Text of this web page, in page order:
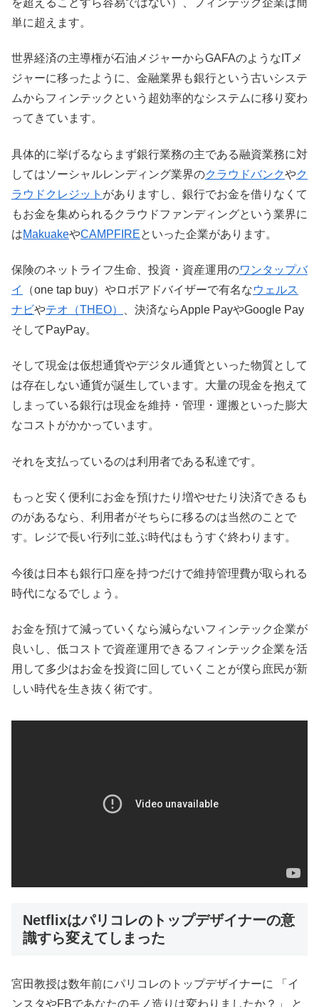
単に超えます。
世界経済の主導権が石油メジャーからGAFAのようなITメ
ジャーに移ったように、金融業界も銀行という古いシステ
ムからフィンテックという超効率的なシステムに移り変わ
ってきています。
具体的に挙げるならまず銀行業務の主である融資業務に対
してはソーシャルレンディング業界のクラウドバンクやク
ラウドクレジット がありますし、銀行でお金を借りなくて
もお金を集められるクラウドファンディングという業界に
はMakuakeやCAMPFIREといった企業があります。
保険のネットライフ生命、投資・資産運用のワンタップバ
イ
（one tap buy）やロボアドバイザーで有名なウェルス
ナビやテオ（THEO）
、決済ならApple PayやGoogle Pay
そしてPayPay。
そして現金は仮想通貨やデジタル通貨といった物質として
は存在しない通貨が誕生しています。大量の現金を抱えて
しまっている銀行は現金を維持・管理・運搬といった膨大
なコストがかかっています。
それを支払っているのは利用者である私達です。
もっと安く便利にお金を預けたり増やせたり決済できるも
のがあるなら、利用者がそちらに移るのは当然のことで
す。レジで長い行列に並ぶ時代はもうすぐ終わります。
今後は日本も銀行口座を持つだけで維持管理費が取られる
時代になるでしょう。
お金を預けて減っていくなら減らないフィンテック企業が
良いし、低コストで資産運用できるフィンテック企業を活
用して多少はお金を投資に回していくことが僕ら庶民が新
しい時代を生き抜く術です。
Netflixはパリコレのトップデザイナーの意
識すら変えてしまった
宮田教授は数年前にパリコレのトップデザイナーに 「イ
ンスタやFBであなたのモノ造りは変わりましたか？」 と